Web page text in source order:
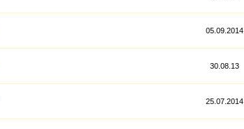
05.09.2014
30.08.13
25.07.2014